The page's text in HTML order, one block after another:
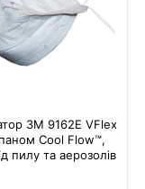
3M 9162E VFlex
Cool Flow™,
пилу та аерозолів